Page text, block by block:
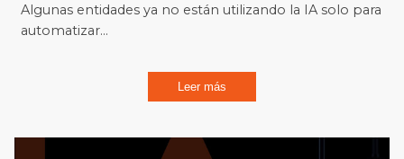
Algunas entidades ya no están utilizando la IA solo para
automatizar...
Leer más